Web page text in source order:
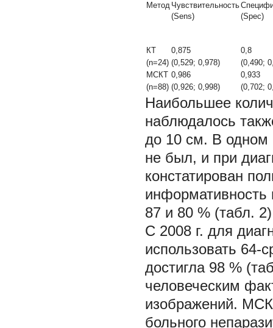
Метод Чувствительность
(Sens)
(Spec)
КТ 0,875
0,8
(n=24) (0,529; 0,978)
(0,490;
МСКТ 0,986
0,933
(n=88) (0,926; 0,998) (0,702;
Наибольшее
наблюдалось
до 10 см. В одном
не был, и при
констатирован
информативность
87 и 80 % (табл.
С 2008 г. для
использовать
достигла 98 %
человеческим
изображений.
больного